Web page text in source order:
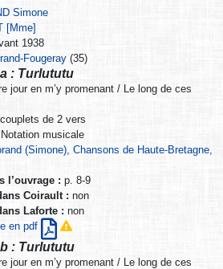
Simone
[Mme]
1938
Fougeray (35)
: Turlututu
jour en m’y promenant / Le long de ces
de 2 vers
musicale
(Simone), Chansons de Haute-Bretagne,
l’ouvrage : p. 8-9
Coirault : non
Laforte : non
en pdf
: Turlututu
jour en m’y promenant / Le long de ces